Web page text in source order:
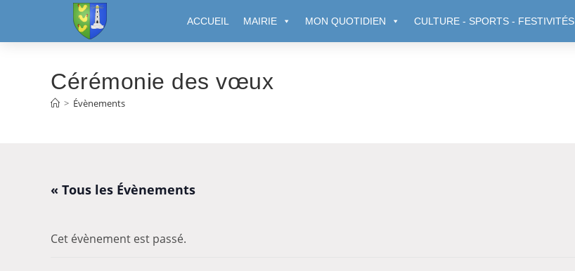
ACCUEIL MAIRIE MON QUOTIDIEN CULTURE - SPORTS - FESTIVITÉS
Cérémonie des vœux
> Évènements
« Tous les Évènements
Cet évènement est passé.
Cookies management panel